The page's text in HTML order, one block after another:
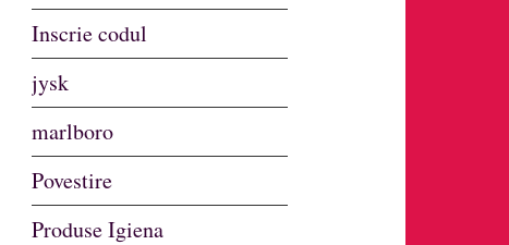
Inscrie codul
jysk
marlboro
Povestire
Produse Igiena